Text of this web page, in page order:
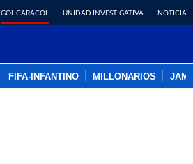
GOL CARACOL UNIDAD INVESTIGATIVA NOTICIAS
FIFA-INFANTINO MILLONARIOS